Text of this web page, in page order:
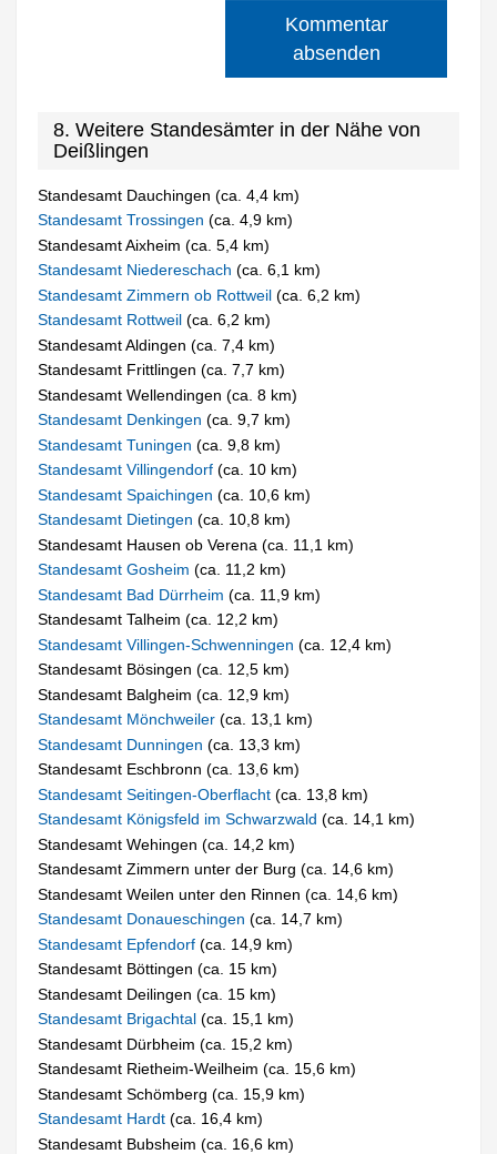
Kommentar
absenden
8. Weitere Standesämter in der Nähe von
Deißlingen
Standesamt Dauchingen (ca. 4,4 km)
Standesamt Trossingen(ca. 4,9 km)
Standesamt Aixheim (ca. 5,4 km)
Standesamt Niedereschach(ca. 6,1 km)
Standesamt Zimmern ob Rottweil(ca. 6,2 km)
Standesamt Rottweil(ca. 6,2 km)
Standesamt Aldingen (ca. 7,4 km)
Standesamt Frittlingen (ca. 7,7 km)
Standesamt Wellendingen (ca. 8 km)
Standesamt Denkingen(ca. 9,7 km)
Standesamt Tuningen(ca. 9,8 km)
Standesamt Villingendorf(ca. 10 km)
Standesamt Spaichingen(ca. 10,6 km)
Standesamt Dietingen(ca. 10,8 km)
Standesamt Hausen ob Verena (ca. 11,1 km)
Standesamt Gosheim(ca. 11,2 km)
Standesamt Bad Dürrheim(ca. 11,9 km)
Standesamt Talheim (ca. 12,2 km)
Standesamt Villingen-Schwenningen(ca. 12,4 km)
Standesamt Bösingen (ca. 12,5 km)
Standesamt Balgheim (ca. 12,9 km)
Standesamt Mönchweiler(ca. 13,1 km)
Standesamt Dunningen(ca. 13,3 km)
Standesamt Eschbronn (ca. 13,6 km)
Standesamt Seitingen-Oberflacht(ca. 13,8 km)
Standesamt Königsfeld im Schwarzwald(ca. 14,1 km)
Standesamt Wehingen (ca. 14,2 km)
Standesamt Zimmern unter der Burg (ca. 14,6 km)
Standesamt Weilen unter den Rinnen (ca. 14,6 km)
Standesamt Donaueschingen(ca. 14,7 km)
Standesamt Epfendorf(ca. 14,9 km)
Standesamt Böttingen (ca. 15 km)
Standesamt Deilingen (ca. 15 km)
Standesamt Brigachtal(ca. 15,1 km)
Standesamt Dürbheim (ca. 15,2 km)
Standesamt Rietheim-Weilheim (ca. 15,6 km)
Standesamt Schömberg (ca. 15,9 km)
Standesamt Hardt(ca. 16,4 km)
Standesamt Bubsheim (ca. 16,6 km)